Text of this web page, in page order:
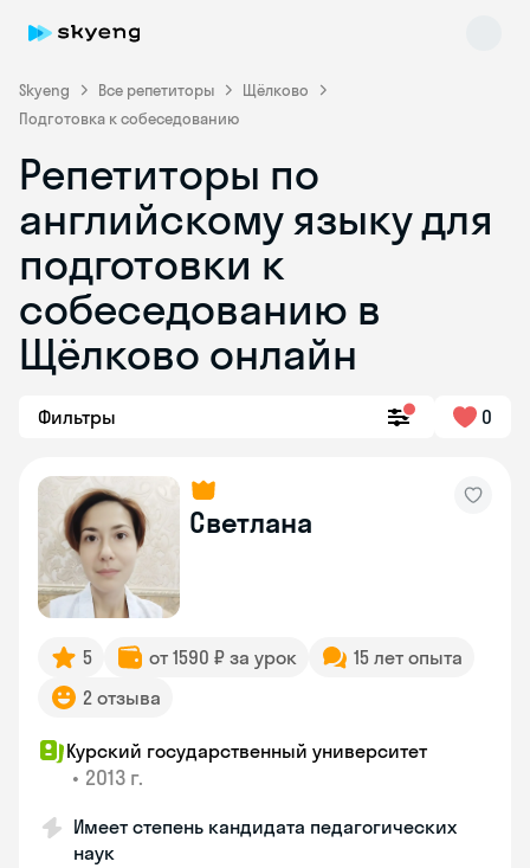
Skyeng Все репетиторы
Щёлково
Подготовка к собеседованию
Репетиторы по
английскому языку для
подготовки к
собеседованию в
Щёлково онлайн
Фильтры 0
Светлана
5 от 1590 ₽ за урок
15 лет опыта
2 отзыва
Курский государственный университет
• 2013 г.
Имеет степень кандидата педагогических
наук
Skyeng Chat